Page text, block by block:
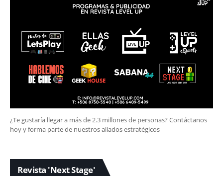
¿Te gustaría llegar a más de 2.3 millones de personas? Contáctanos
hoy y forma parte de nuestros aliados estratégicos
Revista 'Next Stage'